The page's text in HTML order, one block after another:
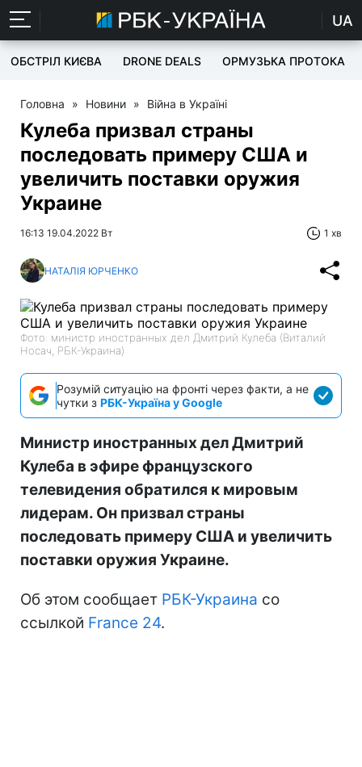
UA
ОБСТРІЛ КИЄВА DRONE DEALS ОРМУЗЬКА ПРОТОКА
Головна » Новини » Війна в Україні
Кулеба призвал страны
последовать примеру США и
увеличить поставки оружия
Украине
16:13 19.04.2022 Вт 1 хв
НАТАЛІЯ ЮРЧЕНКО
Фото: министр иностранных дел Дмитрий Кулеба (Виталий
Носач, РБК-Украина)
Розумій ситуацію на фронті через факти, а не
чутки з РБК-Україна у Google
Министр иностранных дел Дмитрий
Кулеба в эфире французского
телевидения обратился к мировым
лидерам. Он призвал страны
последовать примеру США и увеличить
поставки оружия Украине.
Об этом сообщает РБК-Украина со
ссылкой France 24.